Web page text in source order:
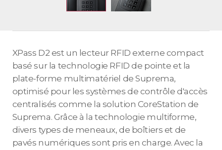
XPass D2 est un lecteur RFID externe compact
basé sur la technologie RFID de pointe et la
plate-forme multimatériel de Suprema,
optimisé pour les systèmes de contrôle d'accès
centralisés comme la solution CoreStation de
Suprema. Grâce à la technologie multiforme,
divers types de meneaux, de boîtiers et de
pavés numériques sont pris en charge. Avec la